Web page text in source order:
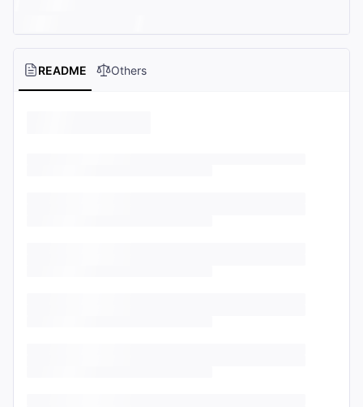
README Others